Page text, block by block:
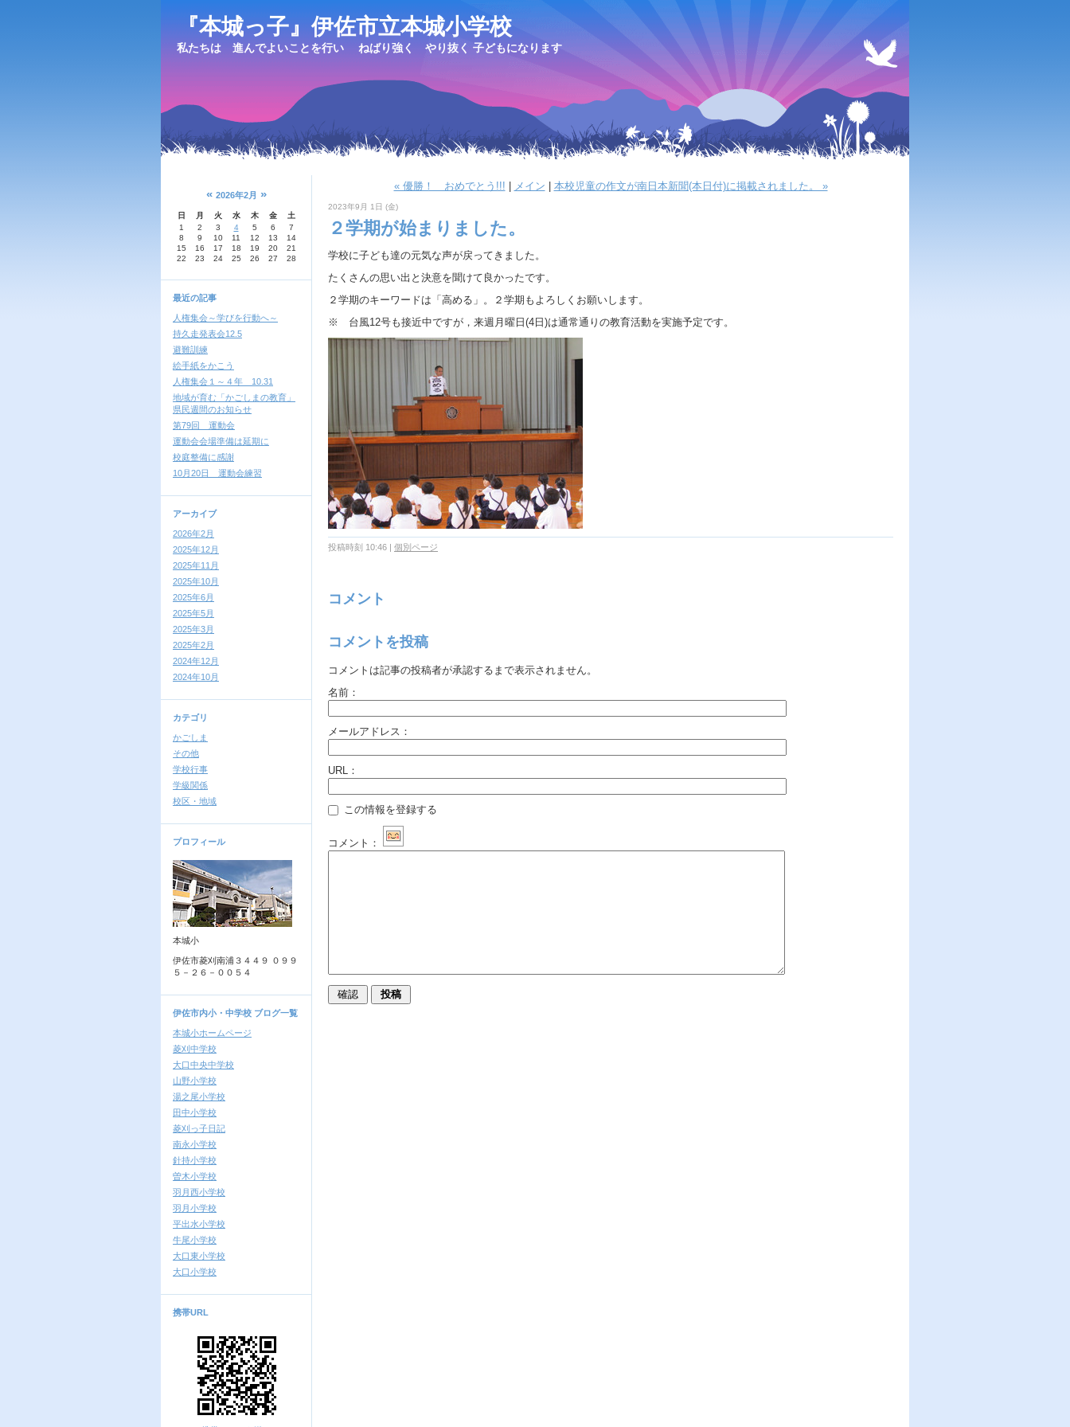
『本城っ子』伊佐市立本城小学校
私たちは 進んでよいことを行い ねばり強く やり抜く 子どもになります
« 2026年2月 »
日 月 火 水 木 金
土
1
2 3 4 5 6
7
8
9 10 11 12 13
14
15
16 17 18 19 20
21
22
23 24 25 26 27 28
最近の記事
人権集会～学びを行動へ～
持久走発表会12.5
避難訓練
絵手紙をかこう
人権集会１～４年 10.31
地域が育む「かごしまの教育」
県民週間のお知らせ
第79回 運動会
運動会会場準備は延期に
校庭整備に感謝
10月20日 運動会練習
アーカイブ
2026年2月
2025年12月
2025年11月
2025年10月
2025年6月
2025年5月
2025年3月
2025年2月
2024年12月
2024年10月
カテゴリ
かごしま
その他
学校行事
学級関係
校区・地域
プロフィール
本城小
伊佐市菱刈南浦３４４９ ０９９
５－２６－００５４
伊佐市内小・中学校 ブログ一覧
本城小ホームページ
菱刈中学校
大口中央中学校
山野小学校
湯之尾小学校
田中小学校
菱刈っ子日記
南永小学校
針持小学校
曽木小学校
羽月西小学校
羽月小学校
平出水小学校
牛尾小学校
大口東小学校
大口小学校
携帯URL
« 優勝！ おめでとう!!! メイン 本校児童の作文が南日本新聞(本日付)に掲載されました。 »
2023年9月 1日 (金)
２学期が始まりました。
学校に子ども達の元気な声が戻ってきました。
たくさんの思い出と決意を聞けて良かったです。
２学期のキーワードは「高める」。２学期もよろしくお願いします。
※ 台風12号も接近中ですが，来週月曜日(4日)は通常通りの教育活動を実施予定です。
投稿時刻 10:46 | 個別ページ
コメント
コメントを投稿
コメントは記事の投稿者が承認するまで表示されません。
名前：
メールアドレス：
URL：
この情報を登録する
コメント：